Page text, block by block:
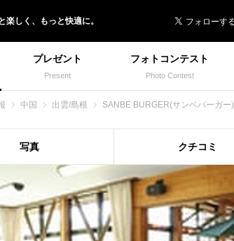
楽しく、 もっと快適に。
プレゼント
Present
フォトコンテスト
Photo Contest
中国 出雲/島根 SANBE BURGER(サンベバーガー)
写真 クチコミ